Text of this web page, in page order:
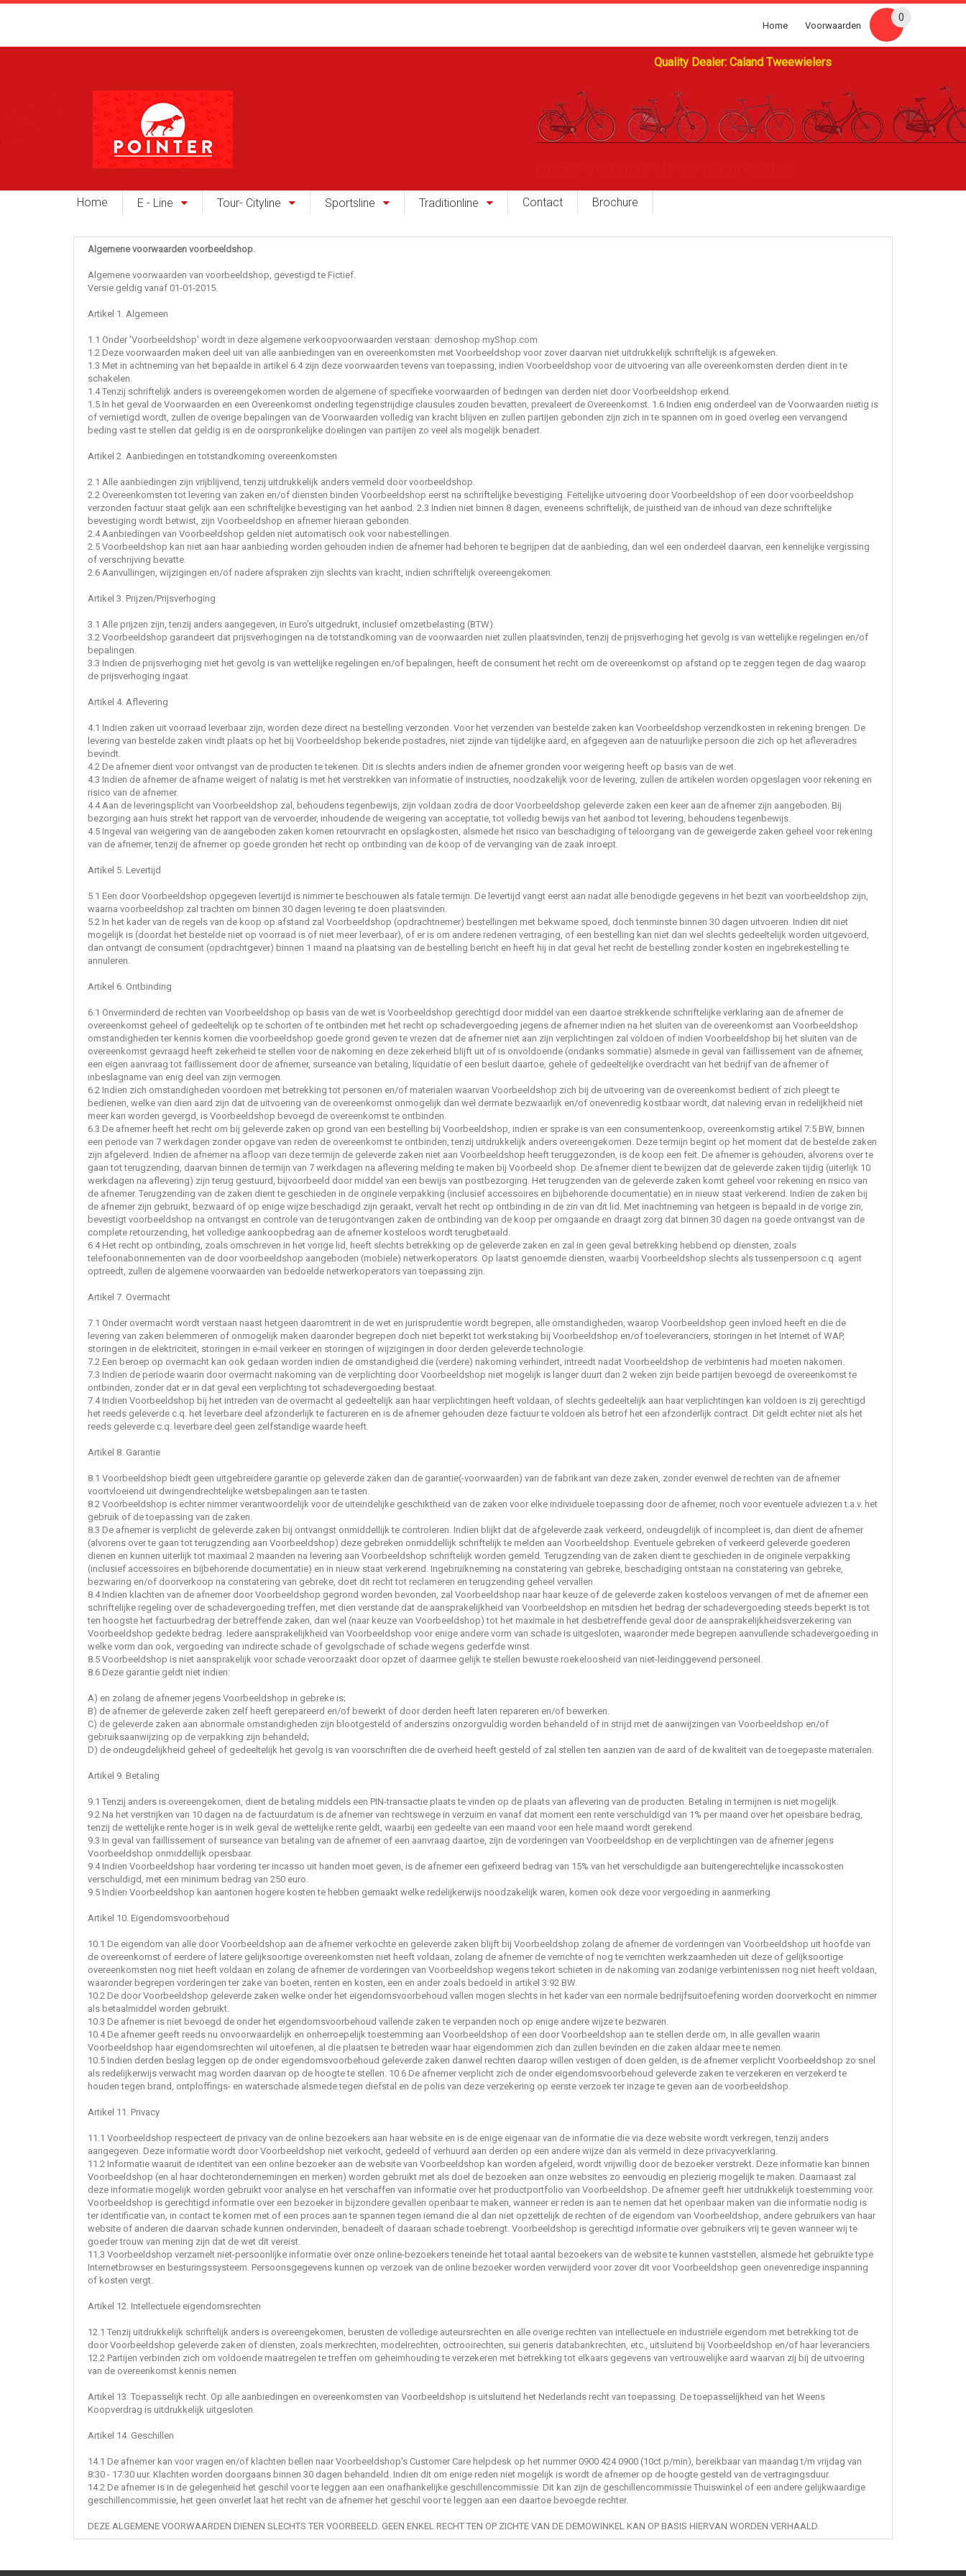
Quality Dealer: Caland Tweewielers
Home Voorwaarden
0
Home E - Line Tour- Cityline Sportsline Traditionline Contact Brochure
Algemene voorwaarden voorbeeldshop.
Algemene voorwaarden van voorbeeldshop, gevestigd te Fictief.
Versie geldig vanaf 01-01-2015.
Artikel 1. Algemeen
1.1 Onder 'Voorbeeldshop' wordt in deze algemene verkoopvoorwaarden verstaan: demoshop myShop.com
1.2 Deze voorwaarden maken deel uit van alle aanbiedingen van en overeenkomsten met Voorbeeldshop voor zover daarvan niet uitdrukkelijk schriftelijk is afgeweken.
1.3 Met in achtneming van het bepaalde in artikel 6.4 zijn deze voorwaarden tevens van toepassing, indien Voorbeeldshop voor de uitvoering van alle overeenkomsten derden dient in te
schakelen.
1.4 Tenzij schriftelijk anders is overeengekomen worden de algemene of specifieke voorwaarden of bedingen van derden niet door Voorbeeldshop erkend.
1.5 In het geval de Voorwaarden en een Overeenkomst onderling tegenstrijdige clausules zouden bevatten, prevaleert de Overeenkomst. 1.6 Indien enig onderdeel van de Voorwaarden nietig is
of vernietigd wordt, zullen de overige bepalingen van de Voorwaarden volledig van kracht blijven en zullen partijen gebonden zijn zich in te spannen om in goed overleg een vervangend
beding vast te stellen dat geldig is en de oorspronkelijke doelingen van partijen zo veel als mogelijk benadert.
Artikel 2. Aanbiedingen en totstandkoming overeenkomsten
2.1 Alle aanbiedingen zijn vrijblijvend, tenzij uitdrukkelijk anders vermeld door voorbeeldshop.
2.2 Overeenkomsten tot levering van zaken en/of diensten binden Voorbeeldshop eerst na schriftelijke bevestiging. Feitelijke uitvoering door Voorbeeldshop of een door voorbeeldshop
verzonden factuur staat gelijk aan een schriftelijke bevestiging van het aanbod. 2.3 Indien niet binnen 8 dagen, eveneens schriftelijk, de juistheid van de inhoud van deze schriftelijke
bevestiging wordt betwist, zijn Voorbeeldshop en afnemer hieraan gebonden.
2.4 Aanbiedingen van Voorbeeldshop gelden niet automatisch ook voor nabestellingen.
2.5 Voorbeeldshop kan niet aan haar aanbieding worden gehouden indien de afnemer had behoren te begrijpen dat de aanbieding, dan wel een onderdeel daarvan, een kennelijke vergissing
of verschrijving bevatte.
2.6 Aanvullingen, wijzigingen en/of nadere afspraken zijn slechts van kracht, indien schriftelijk overeengekomen.
Artikel 3. Prijzen/Prijsverhoging
3.1 Alle prijzen zijn, tenzij anders aangegeven, in Euro's uitgedrukt, inclusief omzetbelasting (BTW).
3.2 Voorbeeldshop garandeert dat prijsverhogingen na de totstandkoming van de voorwaarden niet zullen plaatsvinden, tenzij de prijsverhoging het gevolg is van wettelijke regelingen en/of
bepalingen.
3.3 Indien de prijsverhoging niet het gevolg is van wettelijke regelingen en/of bepalingen, heeft de consument het recht om de overeenkomst op afstand op te zeggen tegen de dag waarop
de prijsverhoging ingaat.
Artikel 4. Aflevering
4.1 Indien zaken uit voorraad leverbaar zijn, worden deze direct na bestelling verzonden. Voor het verzenden van bestelde zaken kan Voorbeeldshop verzendkosten in rekening brengen. De
levering van bestelde zaken vindt plaats op het bij Voorbeeldshop bekende postadres, niet zijnde van tijdelijke aard, en afgegeven aan de natuurlijke persoon die zich op het afleveradres
bevindt.
4.2 De afnemer dient voor ontvangst van de producten te tekenen. Dit is slechts anders indien de afnemer gronden voor weigering heeft op basis van de wet.
4.3 Indien de afnemer de afname weigert of nalatig is met het verstrekken van informatie of instructies, noodzakelijk voor de levering, zullen de artikelen worden opgeslagen voor rekening en
risico van de afnemer.
4.4 Aan de leveringsplicht van Voorbeeldshop zal, behoudens tegenbewijs, zijn voldaan zodra de door Voorbeeldshop geleverde zaken een keer aan de afnemer zijn aangeboden. Bij
bezorging aan huis strekt het rapport van de vervoerder, inhoudende de weigering van acceptatie, tot volledig bewijs van het aanbod tot levering, behoudens tegenbewijs.
4.5 Ingeval van weigering van de aangeboden zaken komen retourvracht en opslagkosten, alsmede het risico van beschadiging of teloorgang van de geweigerde zaken geheel voor rekening
van de afnemer, tenzij de afnemer op goede gronden het recht op ontbinding van de koop of de vervanging van de zaak inroept.
Artikel 5. Levertijd
5.1 Een door Voorbeeldshop opgegeven levertijd is nimmer te beschouwen als fatale termijn. De levertijd vangt eerst aan nadat alle benodigde gegevens in het bezit van voorbeeldshop zijn,
waarna voorbeeldshop zal trachten om binnen 30 dagen levering te doen plaatsvinden.
5.2 In het kader van de regels van de koop op afstand zal Voorbeeldshop (opdrachtnemer) bestellingen met bekwame spoed, doch tenminste binnen 30 dagen uitvoeren. Indien dit niet
mogelijk is (doordat het bestelde niet op voorraad is of niet meer leverbaar), of er is om andere redenen vertraging, of een bestelling kan niet dan wel slechts gedeeltelijk worden uitgevoerd,
dan ontvangt de consument (opdrachtgever) binnen 1 maand na plaatsing van de bestelling bericht en heeft hij in dat geval het recht de bestelling zonder kosten en ingebrekestelling te
annuleren.
Artikel 6. Ontbinding
6.1 Onverminderd de rechten van Voorbeeldshop op basis van de wet is Voorbeeldshop gerechtigd door middel van een daartoe strekkende schriftelijke verklaring aan de afnemer de
overeenkomst geheel of gedeeltelijk op te schorten of te ontbinden met het recht op schadevergoeding jegens de afnemer indien na het sluiten van de overeenkomst aan Voorbeeldshop
omstandigheden ter kennis komen die voorbeeldshop goede grond geven te vrezen dat de afnemer niet aan zijn verplichtingen zal voldoen of indien Voorbeeldshop bij het sluiten van de
overeenkomst gevraagd heeft zekerheid te stellen voor de nakoming en deze zekerheid blijft uit of is onvoldoende (ondanks sommatie) alsmede in geval van faillissement van de afnemer,
een eigen aanvraag tot faillissement door de afnemer, surseance van betaling, liquidatie of een besluit daartoe, gehele of gedeeltelijke overdracht van het bedrijf van de afnemer of
inbeslagname van enig deel van zijn vermogen.
6.2 Indien zich omstandigheden voordoen met betrekking tot personen en/of materialen waarvan Voorbeeldshop zich bij de uitvoering van de overeenkomst bedient of zich pleegt te
bedienen, welke van dien aard zijn dat de uitvoering van de overeenkomst onmogelijk dan wel dermate bezwaarlijk en/of onevenredig kostbaar wordt, dat naleving ervan in redelijkheid niet
meer kan worden gevergd, is Voorbeeldshop bevoegd de overeenkomst te ontbinden.
6.3 De afnemer heeft het recht om bij geleverde zaken op grond van een bestelling bij Voorbeeldshop, indien er sprake is van een consumentenkoop, overeenkomstig artikel 7:5 BW, binnen
een periode van 7 werkdagen zonder opgave van reden de overeenkomst te ontbinden, tenzij uitdrukkelijk anders overeengekomen. Deze termijn begint op het moment dat de bestelde zaken
zijn afgeleverd. Indien de afnemer na afloop van deze termijn de geleverde zaken niet aan Voorbeeldshop heeft teruggezonden, is de koop een feit. De afnemer is gehouden, alvorens over te
gaan tot terugzending, daarvan binnen de termijn van 7 werkdagen na aflevering melding te maken bij Voorbeeld shop. De afnemer dient te bewijzen dat de geleverde zaken tijdig (uiterlijk 10
werkdagen na aflevering) zijn terug gestuurd, bijvoorbeeld door middel van een bewijs van postbezorging. Het terugzenden van de geleverde zaken komt geheel voor rekening en risico van
de afnemer. Terugzending van de zaken dient te geschieden in de originele verpakking (inclusief accessoires en bijbehorende documentatie) en in nieuw staat verkerend. Indien de zaken bij
de afnemer zijn gebruikt, bezwaard of op enige wijze beschadigd zijn geraakt, vervalt het recht op ontbinding in de zin van dit lid. Met inachtneming van hetgeen is bepaald in de vorige zin,
bevestigt voorbeeldshop na ontvangst en controle van de terugontvangen zaken de ontbinding van de koop per omgaande en draagt zorg dat binnen 30 dagen na goede ontvangst van de
complete retourzending, het volledige aankoopbedrag aan de afnemer kosteloos wordt terugbetaald.
6.4 Het recht op ontbinding, zoals omschreven in het vorige lid, heeft slechts betrekking op de geleverde zaken en zal in geen geval betrekking hebbend op diensten, zoals
telefoonabonnementen van de door voorbeeldshop aangeboden (mobiele) netwerkoperators. Op laatst genoemde diensten, waarbij Voorbeeldshop slechts als tussenpersoon c.q. agent
optreedt, zullen de algemene voorwaarden van bedoelde netwerkoperators van toepassing zijn.
Artikel 7. Overmacht
7.1 Onder overmacht wordt verstaan naast hetgeen daaromtrent in de wet en jurisprudentie wordt begrepen, alle omstandigheden, waarop Voorbeeldshop geen invloed heeft en die de
levering van zaken belemmeren of onmogelijk maken daaronder begrepen doch niet beperkt tot werkstaking bij Voorbeeldshop en/of toeleveranciers, storingen in het Internet of WAP,
storingen in de elektriciteit, storingen in e-mail verkeer en storingen of wijzigingen in door derden geleverde technologie.
7.2 Een beroep op overmacht kan ook gedaan worden indien de omstandigheid die (verdere) nakoming verhindert, intreedt nadat Voorbeeldshop de verbintenis had moeten nakomen.
7.3 Indien de periode waarin door overmacht nakoming van de verplichting door Voorbeeldshop niet mogelijk is langer duurt dan 2 weken zijn beide partijen bevoegd de overeenkomst te
ontbinden, zonder dat er in dat geval een verplichting tot schadevergoeding bestaat.
7.4 Indien Voorbeeldshop bij het intreden van de overmacht al gedeeltelijk aan haar verplichtingen heeft voldaan, of slechts gedeeltelijk aan haar verplichtingen kan voldoen is zij gerechtigd
het reeds geleverde c.q. het leverbare deel afzonderlijk te factureren en is de afnemer gehouden deze factuur te voldoen als betrof het een afzonderlijk contract. Dit geldt echter niet als het
reeds geleverde c.q. leverbare deel geen zelfstandige waarde heeft.
Artikel 8. Garantie
8.1 Voorbeeldshop biedt geen uitgebreidere garantie op geleverde zaken dan de garantie(-voorwaarden) van de fabrikant van deze zaken, zonder evenwel de rechten van de afnemer
voortvloeiend uit dwingendrechtelijke wetsbepalingen aan te tasten.
8.2 Voorbeeldshop is echter nimmer verantwoordelijk voor de uiteindelijke geschiktheid van de zaken voor elke individuele toepassing door de afnemer, noch voor eventuele adviezen t.a.v. het
gebruik of de toepassing van de zaken.
8.3 De afnemer is verplicht de geleverde zaken bij ontvangst onmiddellijk te controleren. Indien blijkt dat de afgeleverde zaak verkeerd, ondeugdelijk of incompleet is, dan dient de afnemer
(alvorens over te gaan tot terugzending aan Voorbeeldshop) deze gebreken onmiddellijk schriftelijk te melden aan Voorbeeldshop. Eventuele gebreken of verkeerd geleverde goederen
dienen en kunnen uiterlijk tot maximaal 2 maanden na levering aan Voorbeeldshop schriftelijk worden gemeld. Terugzending van de zaken dient te geschieden in de originele verpakking
(inclusief accessoires en bijbehorende documentatie) en in nieuw staat verkerend. Ingebruikneming na constatering van gebreke, beschadiging ontstaan na constatering van gebreke,
bezwaring en/of doorverkoop na constatering van gebreke, doet dit recht tot reclameren en terugzending geheel vervallen.
8.4 Indien klachten van de afnemer door Voorbeeldshop gegrond worden bevonden, zal Voorbeeldshop naar haar keuze of de geleverde zaken kosteloos vervangen of met de afnemer een
schriftelijke regeling over de schadevergoeding treffen, met dien verstande dat de aansprakelijkheid van Voorbeeldshop en mitsdien het bedrag der schadevergoeding steeds beperkt is tot
ten hoogste het factuurbedrag der betreffende zaken, dan wel (naar keuze van Voorbeeldshop) tot het maximale in het desbetreffende geval door de aansprakelijkheidsverzekering van
Voorbeeldshop gedekte bedrag. Iedere aansprakelijkheid van Voorbeeldshop voor enige andere vorm van schade is uitgesloten, waaronder mede begrepen aanvullende schadevergoeding in
welke vorm dan ook, vergoeding van indirecte schade of gevolgschade of schade wegens gederfde winst.
8.5 Voorbeeldshop is niet aansprakelijk voor schade veroorzaakt door opzet of daarmee gelijk te stellen bewuste roekeloosheid van niet-leidinggevend personeel.
8.6 Deze garantie geldt niet indien:
A) en zolang de afnemer jegens Voorbeeldshop in gebreke is;
B) de afnemer de geleverde zaken zelf heeft gerepareerd en/of bewerkt of door derden heeft laten repareren en/of bewerken.
C) de geleverde zaken aan abnormale omstandigheden zijn blootgesteld of anderszins onzorgvuldig worden behandeld of in strijd met de aanwijzingen van Voorbeeldshop en/of
gebruiksaanwijzing op de verpakking zijn behandeld;
D) de ondeugdelijkheid geheel of gedeeltelijk het gevolg is van voorschriften die de overheid heeft gesteld of zal stellen ten aanzien van de aard of de kwaliteit van de toegepaste materialen.
Artikel 9. Betaling
9.1 Tenzij anders is overeengekomen, dient de betaling middels een PIN-transactie plaats te vinden op de plaats van aflevering van de producten. Betaling in termijnen is niet mogelijk.
9.2 Na het verstrijken van 10 dagen na de factuurdatum is de afnemer van rechtswege in verzuim en vanaf dat moment een rente verschuldigd van 1% per maand over het opeisbare bedrag,
tenzij de wettelijke rente hoger is in welk geval de wettelijke rente geldt, waarbij een gedeelte van een maand voor een hele maand wordt gerekend.
9.3 In geval van faillissement of surseance van betaling van de afnemer of een aanvraag daartoe, zijn de vorderingen van Voorbeeldshop en de verplichtingen van de afnemer jegens
Voorbeeldshop onmiddellijk opeisbaar.
9.4 Indien Voorbeeldshop haar vordering ter incasso uit handen moet geven, is de afnemer een gefixeerd bedrag van 15% van het verschuldigde aan buitengerechtelijke incassokosten
verschuldigd, met een minimum bedrag van 250 euro.
9.5 Indien Voorbeeldshop kan aantonen hogere kosten te hebben gemaakt welke redelijkerwijs noodzakelijk waren, komen ook deze voor vergoeding in aanmerking.
Artikel 10. Eigendomsvoorbehoud
10.1 De eigendom van alle door Voorbeeldshop aan de afnemer verkochte en geleverde zaken blijft bij Voorbeeldshop zolang de afnemer de vorderingen van Voorbeeldshop uit hoofde van
de overeenkomst of eerdere of latere gelijksoortige overeenkomsten niet heeft voldaan, zolang de afnemer de verrichte of nog te verrichten werkzaamheden uit deze of gelijksoortige
overeenkomsten nog niet heeft voldaan en zolang de afnemer de vorderingen van Voorbeeldshop wegens tekort schieten in de nakoming van zodanige verbintenissen nog niet heeft voldaan,
waaronder begrepen vorderingen ter zake van boeten, renten en kosten, een en ander zoals bedoeld in artikel 3:92 BW.
10.2 De door Voorbeeldshop geleverde zaken welke onder het eigendomsvoorbehoud vallen mogen slechts in het kader van een normale bedrijfsuitoefening worden doorverkocht en nimmer
als betaalmiddel worden gebruikt.
10.3 De afnemer is niet bevoegd de onder het eigendomsvoorbehoud vallende zaken te verpanden noch op enige andere wijze te bezwaren.
10.4 De afnemer geeft reeds nu onvoorwaardelijk en onherroepelijk toestemming aan Voorbeeldshop of een door Voorbeeldshop aan te stellen derde om, in alle gevallen waarin
Voorbeeldshop haar eigendomsrechten wil uitoefenen, al die plaatsen te betreden waar haar eigendommen zich dan zullen bevinden en die zaken aldaar mee te nemen.
10.5 Indien derden beslag leggen op de onder eigendomsvoorbehoud geleverde zaken danwel rechten daarop willen vestigen of doen gelden, is de afnemer verplicht Voorbeeldshop zo snel
als redelijkerwijs verwacht mag worden daarvan op de hoogte te stellen. 10.6 De afnemer verplicht zich de onder eigendomsvoorbehoud geleverde zaken te verzekeren en verzekerd te
houden tegen brand, ontploffings- en waterschade alsmede tegen diefstal en de polis van deze verzekering op eerste verzoek ter inzage te geven aan de voorbeeldshop.
Artikel 11. Privacy
11.1 Voorbeeldshop respecteert de privacy van de online bezoekers aan haar website en is de enige eigenaar van de informatie die via deze website wordt verkregen, tenzij anders
aangegeven. Deze informatie wordt door Voorbeeldshop niet verkocht, gedeeld of verhuurd aan derden op een andere wijze dan als vermeld in deze privacyverklaring.
11.2 Informatie waaruit de identiteit van een online bezoeker aan de website van Voorbeeldshop kan worden afgeleid, wordt vrijwillig door de bezoeker verstrekt. Deze informatie kan binnen
Voorbeeldshop (en al haar dochterondernemingen en merken) worden gebruikt met als doel de bezoeken aan onze websites zo eenvoudig en plezierig mogelijk te maken. Daarnaast zal
deze informatie mogelijk worden gebruikt voor analyse en het verschaffen van informatie over het productportfolio van Voorbeeldshop. De afnemer geeft hier uitdrukkelijk toestemming voor.
Voorbeeldshop is gerechtigd informatie over een bezoeker in bijzondere gevallen openbaar te maken, wanneer er reden is aan te nemen dat het openbaar maken van die informatie nodig is
ter identificatie van, in contact te komen met of een proces aan te spannen tegen iemand die al dan niet opzettelijk de rechten of de eigendom van Voorbeeldshop, andere gebruikers van haar
website of anderen die daarvan schade kunnen ondervinden, benadeelt of daaraan schade toebrengt. Voorbeeldshop is gerechtigd informatie over gebruikers vrij te geven wanneer wij te
goeder trouw van mening zijn dat de wet dit vereist.
11.3 Voorbeeldshop verzamelt niet-persoonlijke informatie over onze online-bezoekers teneinde het totaal aantal bezoekers van de website te kunnen vaststellen, alsmede het gebruikte type
Internetbrowser en besturingssysteem. Persoonsgegevens kunnen op verzoek van de online bezoeker worden verwijderd voor zover dit voor Voorbeeldshop geen onevenredige inspanning
of kosten vergt.
Artikel 12. Intellectuele eigendomsrechten
12.1 Tenzij uitdrukkelijk schriftelijk anders is overeengekomen, berusten de volledige auteursrechten en alle overige rechten van intellectuele en industriële eigendom met betrekking tot de
door Voorbeeldshop geleverde zaken of diensten, zoals merkrechten, modelrechten, octrooirechten, sui generis databankrechten, etc., uitsluitend bij Voorbeeldshop en/of haar leveranciers.
12.2 Partijen verbinden zich om voldoende maatregelen te treffen om geheimhouding te verzekeren met betrekking tot elkaars gegevens van vertrouwelijke aard waarvan zij bij de uitvoering
van de overeenkomst kennis nemen.
Artikel 13. Toepasselijk recht. Op alle aanbiedingen en overeenkomsten van Voorbeeldshop is uitsluitend het Nederlands recht van toepassing. De toepasselijkheid van het Weens
Koopverdrag is uitdrukkelijk uitgesloten.
Artikel 14. Geschillen
14.1 De afnemer kan voor vragen en/of klachten bellen naar Voorbeeldshop's Customer Care helpdesk op het nummer 0900 424 0900 (10ct p/min), bereikbaar van maandag t/m vrijdag van
8:30 - 17:30 uur. Klachten worden doorgaans binnen 30 dagen behandeld. Indien dit om enige reden niet mogelijk is wordt de afnemer op de hoogte gesteld van de vertragingsduur.
14.2 De afnemer is in de gelegenheid het geschil voor te leggen aan een onafhankelijke geschillencommissie. Dit kan zijn de geschillencommissie Thuiswinkel of een andere gelijkwaardige
geschillencommissie, het geen onverlet laat het recht van de afnemer het geschil voor te leggen aan een daartoe bevoegde rechter.
DEZE ALGEMENE VOORWAARDEN DIENEN SLECHTS TER VOORBEELD. GEEN ENKEL RECHT TEN OP ZICHTE VAN DE DEMOWINKEL KAN OP BASIS HIERVAN WORDEN VERHAALD.